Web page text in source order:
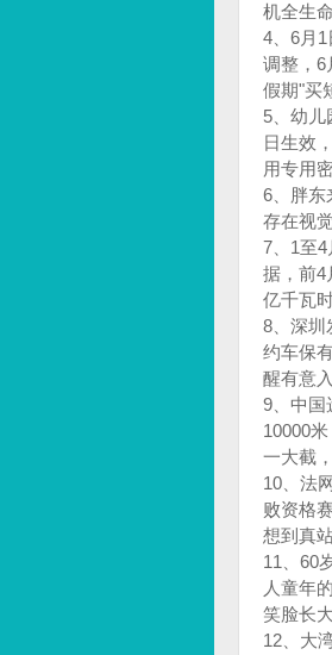
机全生
4、6月
调整，6
假期"买
5、幼儿
日生效
用专用
6、胖东
存在‌视
7、1至
据，前4
亿千瓦
8、深圳
约车保
醒有意
9、中国
10000
一大截
10、法
败资格
想到真
11、60
人童年
笑脸长
12、大